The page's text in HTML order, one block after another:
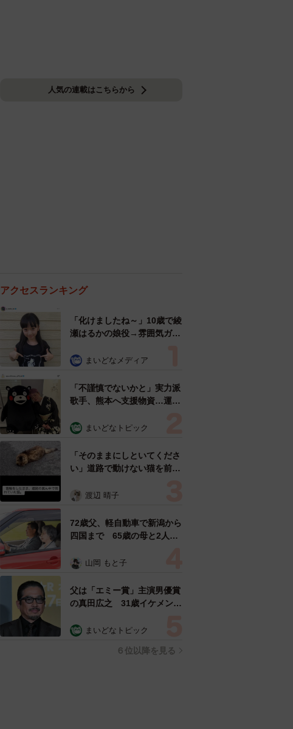
人気の連載はこちらから
アクセスランキング
「化けましたね～」10歳で綾
瀬はるかの娘役→雰囲気ガラ
雰囲気が」「宝塚に入れそ
まいどなメディア
「不謹慎でないかと」実力派
歌手、熊本へ支援物資…運搬
めらい 「痛いほど伝わる」
まいどなトピック
「そのままにしといてくださ
い」道路で動けない猫を前に
ようとした4日間 「命の重
表の訴え
渡辺 晴子
72歳父、軽自動車で新潟から
四国まで 65歳の母と2人で
憩まで分刻み… 「大学生で
山岡 もと子
父は「エミー賞」主演男優賞
の真田広之 31歳イケメン俳
「ガチヒロさんそっくり」
まいどなトピック
６位以降を見る